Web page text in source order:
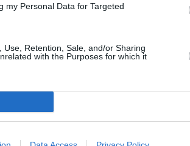
my Personal Data for Targeted
Retention, Sale, and/or Sharing
with the Purposes for which it
Χαντζαράς – «Κλεμμένος
and Blue”: Διπλή παράλληλη